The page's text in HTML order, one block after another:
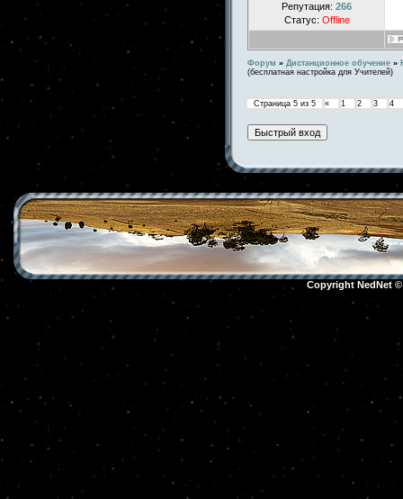
Репутация: 266
Статус: Offline
Форум » Дистанционное обучение »
(бесплатная настройка для Учителей)
Страница 5 из 5 « 1 2 3 4
Copyright NedNet